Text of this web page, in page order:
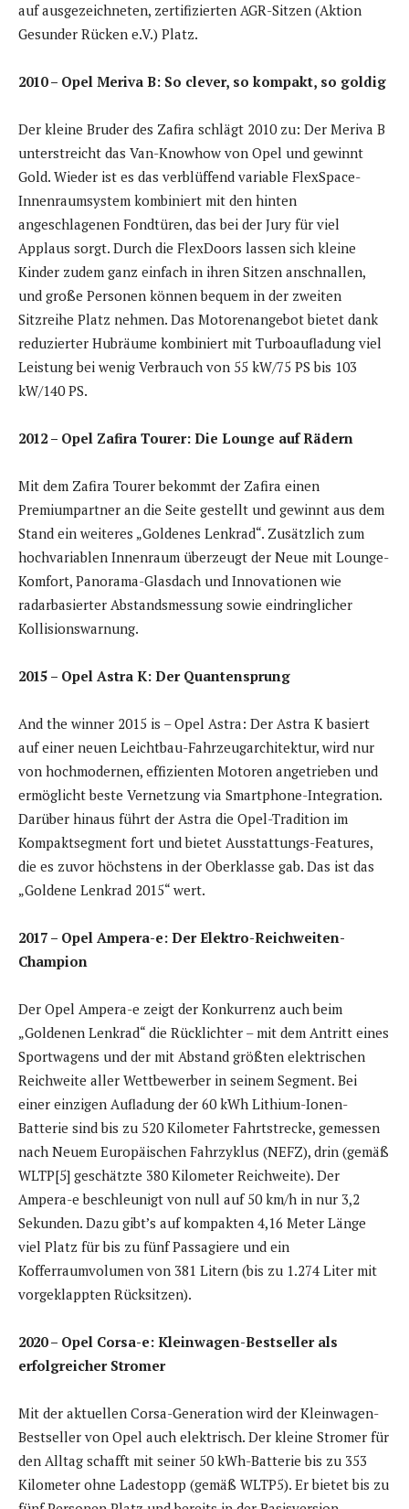
auf ausgezeichneten, zertifizierten AGR-Sitzen (Aktion
Gesunder Rücken e.V.) Platz.
2010 – Opel Meriva B: So clever, so kompakt, so goldig
Der kleine Bruder des Zafira schlägt 2010 zu: Der Meriva B
unterstreicht das Van-Knowhow von Opel und gewinnt
Gold. Wieder ist es das verblüffend variable FlexSpace-
Innenraumsystem kombiniert mit den hinten
angeschlagenen Fondtüren, das bei der Jury für viel
Applaus sorgt. Durch die FlexDoors lassen sich kleine
Kinder zudem ganz einfach in ihren Sitzen anschnallen,
und große Personen können bequem in der zweiten
Sitzreihe Platz nehmen. Das Motorenangebot bietet dank
reduzierter Hubräume kombiniert mit Turboaufladung viel
Leistung bei wenig Verbrauch von 55 kW/75 PS bis 103
kW/140 PS.
2012 – Opel Zafira Tourer: Die Lounge auf Rädern
Mit dem Zafira Tourer bekommt der Zafira einen
Premiumpartner an die Seite gestellt und gewinnt aus dem
Stand ein weiteres „Goldenes Lenkrad“. Zusätzlich zum
hochvariablen Innenraum überzeugt der Neue mit Lounge-
Komfort, Panorama-Glasdach und Innovationen wie
radarbasierter Abstandsmessung sowie eindringlicher
Kollisionswarnung.
2015 – Opel Astra K: Der Quantensprung
And the winner 2015 is – Opel Astra: Der Astra K basiert
auf einer neuen Leichtbau-Fahrzeugarchitektur, wird nur
von hochmodernen, effizienten Motoren angetrieben und
ermöglicht beste Vernetzung via Smartphone-Integration.
Darüber hinaus führt der Astra die Opel-Tradition im
Kompaktsegment fort und bietet Ausstattungs-Features,
die es zuvor höchstens in der Oberklasse gab. Das ist das
„Goldene Lenkrad 2015“ wert.
2017 – Opel Ampera-e: Der Elektro-Reichweiten-
Champion
Der Opel Ampera-e zeigt der Konkurrenz auch beim
„Goldenen Lenkrad“ die Rücklichter – mit dem Antritt eines
Sportwagens und der mit Abstand größten elektrischen
Reichweite aller Wettbewerber in seinem Segment. Bei
einer einzigen Aufladung der 60 kWh Lithium-Ionen-
Batterie sind bis zu 520 Kilometer Fahrtstrecke, gemessen
nach Neuem Europäischen Fahrzyklus (NEFZ), drin (gemäß
WLTP[5] geschätzte 380 Kilometer Reichweite). Der
Ampera-e beschleunigt von null auf 50 km/h in nur 3,2
Sekunden. Dazu gibt’s auf kompakten 4,16 Meter Länge
viel Platz für bis zu fünf Passagiere und ein
Kofferraumvolumen von 381 Litern (bis zu 1.274 Liter mit
vorgeklappten Rücksitzen).
2020 – Opel Corsa-e: Kleinwagen-Bestseller als
erfolgreicher Stromer
Mit der aktuellen Corsa-Generation wird der Kleinwagen-
Bestseller von Opel auch elektrisch. Der kleine Stromer für
den Alltag schafft mit seiner 50 kWh-Batterie bis zu 353
Kilometer ohne Ladestopp (gemäß WLTP5). Er bietet bis zu